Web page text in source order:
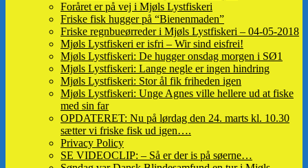
Foråret er på vej i Mjøls Lystfiskeri
Friske fisk hugger på “Bienenmaden”
Friske regnbueørreder i Mjøls Lystfiskeri – 04-05-2018
Mjøls Lystfiskeri er isfri – Wir sind eisfrei!
Mjøls Lystfiskeri: De hugger onsdag morgen i SØ1
Mjøls Lystfiskeri: Lange negle er ingen hindring
Mjøls Lystfiskeri: Stor ål fik friheden igen
Mjøls Lystfiskeri: Unge Agnes ville hellere ud at fiske
med sin far
OPDATERET: Nu på lørdag den 24. marts kl. 10.30
sætter vi friske fisk ud igen….
Privacy Policy
SE VIDEOCLIP: – Så er der is på søerne…